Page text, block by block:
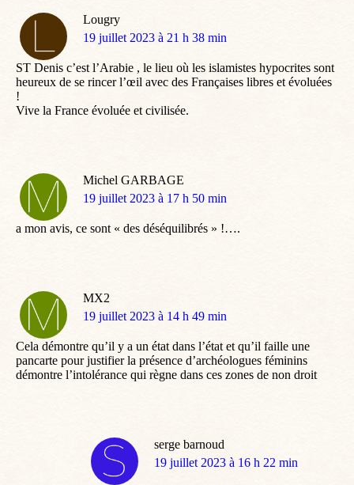
Lougry
dit
19 juillet 2023 à 21 h 38 min
ST Denis c’est l’Arabie , le lieu où les islamistes hypocrites sont
heureux de se rincer l’œil avec des Françaises libres et évoluées
!
Vive la France évoluée et civilisée.
Michel GARBAGE
dit
19 juillet 2023 à 17 h 50 min
a mon avis, ce sont « des déséquilibrés » !….
MX2
dit
19 juillet 2023 à 14 h 49 min
Cela démontre qu’il y a un état dans l’état et qu’il faille une
pancarte pour justifier la présence d’archéologues féminins
démontre l’intolérance qui règne dans ces zones de non droit
serge barnoud
dit
19 juillet 2023 à 16 h 22 min